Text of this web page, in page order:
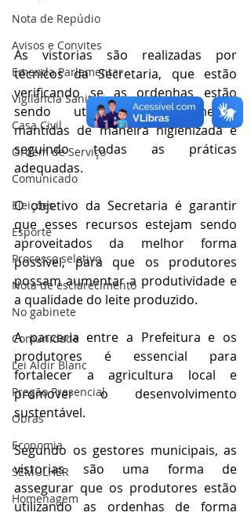
Nota de Repúdio
Avisos e Convites
Emenda Parlamentar
Vigilância Sanitária
Casa Civil
Ordem de Serviço
Comunicado
Eleições
Esporte
Processo seletivo
Nota de esclarecimento
No gabinete
Comunidade
Lei Aldir Blanc
Pregão Presencial
Obras
Economia
SEMULHER
Homenagem
As vistorias são realizadas por
técnicos da Secretaria, que estão
verificando se as ordenhas estão
sendo utilizadas corretamente,
mantidas de maneira higienizada e
seguindo todas as práticas
adequadas.
O objetivo da Secretaria é garantir
que esses recursos estejam sendo
aproveitados da melhor forma
possível, para que os produtores
possam aumentar a produtividade e
a qualidade do leite produzido.
A parceria entre a Prefeitura e os
produtores é essencial para
fortalecer a agricultura local e
promover o desenvolvimento
sustentável.
Segundo os gestores municipais, as
vistorias são uma forma de
assegurar que os produtores estão
utilizando as ordenhas de forma